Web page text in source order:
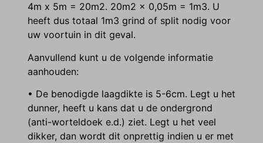
4m x 5m = 20m2. 20m2 x 0,05m = 1m3. U
heeft dus totaal 1m3 grind of split nodig voor
uw voortuin in dit geval.
Aanvullend kunt u de volgende informatie
aanhouden:
• De benodigde laagdikte is 5-6cm. Legt u het
dunner, heeft u kans dat u de ondergrond
(anti-worteldoek e.d.) ziet. Legt u het veel
dikker, dan wordt dit onprettig indien u er met